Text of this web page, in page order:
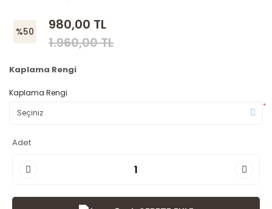
%50
980,00 TL
1.960,00 TL
Kaplama Rengi
Kaplama Rengi
*
Adet